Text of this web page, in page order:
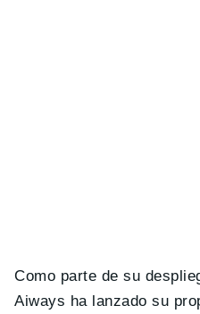
Como parte de su
Aiways ha lanzado su